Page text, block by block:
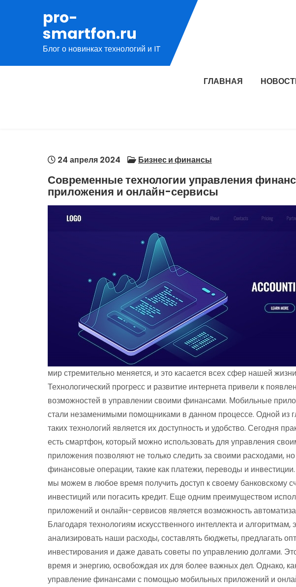
содержимому
pro-
smartfon.ru
Блог о новинках технологий и IT
ГЛАВНАЯ
24 апреля 2024 Бизнес и финансы
Современные технологии управления
приложения и онлайн-сервисы
мир стремительно меняется, и это касается всех сфер нашей
Технологический прогресс и развитие интернета привели к
возможностей в управлении своими финансами. Мобильные
стали незаменимыми помощниками в данном процессе. Одной из
таких технологий является их доступность и удобство. Сегодня
есть смартфон, который можно использовать для управления
приложения позволяют не только следить за своими расходами,
финансовые операции, такие как платежи, переводы и
мы можем в любое время получить доступ к своему банковскому
инвестиций или погасить кредит. Еще одним преимуществом
приложений и онлайн-сервисов является возможность
Благодаря технологиям искусственного интеллекта и алгоритмам,
анализировать наши расходы, составлять бюджеты, предлагать
инвестирования и даже давать советы по управлению долгами.
время и энергию, освобождая их для более важных дел. Однако,
управление финансами с помощью мобильных приложений и